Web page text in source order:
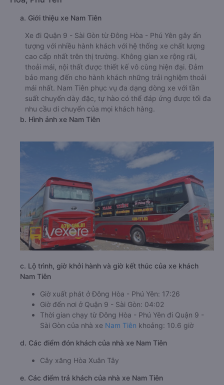
a. Giới thiệu xe Nam Tiên
Xe đi Quận 9 - Sài Gòn từ Đông Hòa - Phú Yên gây ấn
tượng với nhiều hành khách với hệ thống xe chất lượng
cao cấp nhất trên thị trường. Không gian xe rộng rãi,
thoải mái, nội thất được thiết kế vô cùng hiện đại. Đảm
bảo mang đến cho hành khách những trải nghiệm thoải
mái nhất. Nam Tiên phục vụ đa dạng dòng xe với tần
suất chuyến dày đặc, tự hào có thể đáp ứng được tối đa
nhu cầu di chuyển của mọi khách hàng.
b. Hình ảnh xe Nam Tiên
c. Lộ trình, giờ khởi hành và giờ kết thúc của xe khách
Nam Tiên
Giờ xuất phát ở Đông Hòa - Phú Yên: 17:26
Giờ đến nơi ở Quận 9 - Sài Gòn: 04:02
Thời gian chạy từ Đông Hòa - Phú Yên đi Quận 9 -
Sài Gòn của nhà xe Nam Tiên khoảng: 10.6 giờ
d. Các điểm đón khách của nhà xe Nam Tiên
Cây xăng Hòa Xuân Tây
e. Các điểm trả khách của nhà xe Nam Tiên